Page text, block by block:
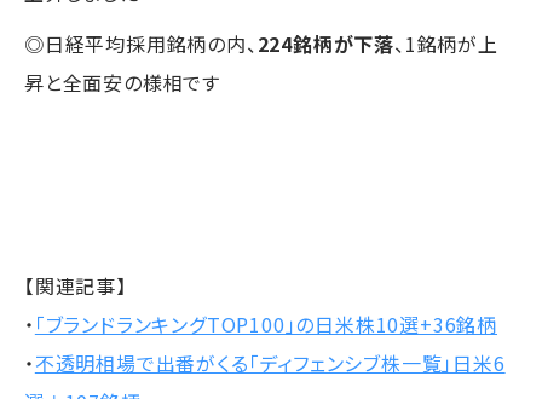
◎日経平均採用銘柄の内、224銘柄が下落、1銘柄が上
昇と全面安の様相です
【関連記事】
・ 「ブランドランキングTOP100」の日米株10選+36銘柄
・不透明相場で出番がくる「ディフェンシブ株一覧」日米6